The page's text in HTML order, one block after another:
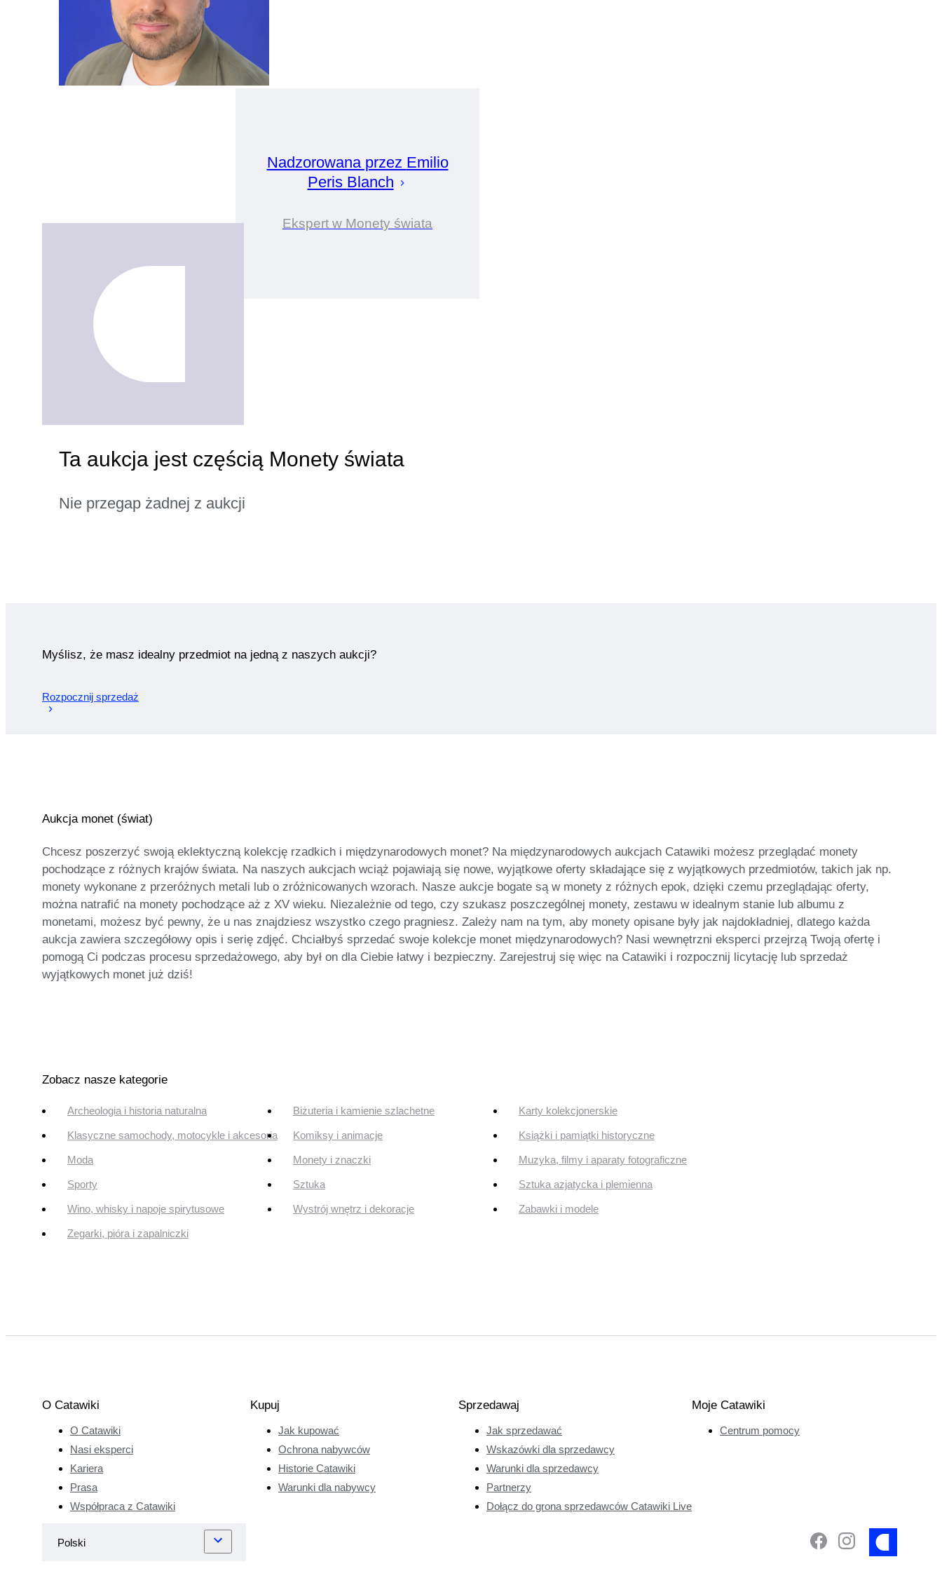
Nadzorowana przez Emilio
Peris Blanch
Ekspert w Monety świata
Ta aukcja jest częścią Monety świata
Nie przegap żadnej z aukcji
Myślisz, że masz idealny przedmiot na jedną z naszych aukcji?
Rozpocznij sprzedaż
Aukcja monet (świat)
Chcesz poszerzyć swoją eklektyczną kolekcję rzadkich i międzynarodowych monet? Na międzynarodowych aukcjach Catawiki możesz przeglądać monety
pochodzące z różnych krajów świata. Na naszych aukcjach wciąż pojawiają się nowe, wyjątkowe oferty składające się z wyjątkowych przedmiotów, takich jak np.
monety wykonane z przeróżnych metali lub o zróżnicowanych wzorach. Nasze aukcje bogate są w monety z różnych epok, dzięki czemu przeglądając oferty,
można natrafić na monety pochodzące aż z XV wieku. Niezależnie od tego, czy szukasz poszczególnej monety, zestawu w idealnym stanie lub albumu z
monetami, możesz być pewny, że u nas znajdziesz wszystko czego pragniesz. Zależy nam na tym, aby monety opisane były jak najdokładniej, dlatego każda
aukcja zawiera szczegółowy opis i serię zdjęć. Chciałbyś sprzedać swoje kolekcje monet międzynarodowych? Nasi wewnętrzni eksperci przejrzą Twoją ofertę i
pomogą Ci podczas procesu sprzedażowego, aby był on dla Ciebie łatwy i bezpieczny. Zarejestruj się więc na Catawiki i rozpocznij licytację lub sprzedaż
wyjątkowych monet już dziś!
Zobacz nasze kategorie
Archeologia i historia naturalna Biżuteria i kamienie szlachetne Karty kolekcjonerskie
Klasyczne samochody, motocykle i akcesoria Komiksy i animacje Książki i pamiątki historyczne
Moda Monety i znaczki Muzyka, filmy i aparaty fotograficzne
Sporty Sztuka Sztuka azjatycka i plemienna
Wino, whisky i napoje spirytusowe Wystrój wnętrz i dekoracje Zabawki i modele
Zegarki, pióra i zapalniczki
O Catawiki
O Catawiki
Nasi eksperci
Kariera
Prasa
Współpraca z Catawiki
Kupuj
Jak kupować
Ochrona nabywców
Historie Catawiki
Warunki dla nabywcy
Sprzedawaj
Jak sprzedawać
Wskazówki dla sprzedawcy
Warunki dla sprzedawcy
Partnerzy
Dołącz do grona sprzedawców Catawiki Live
Moje Catawiki
Centrum pomocy